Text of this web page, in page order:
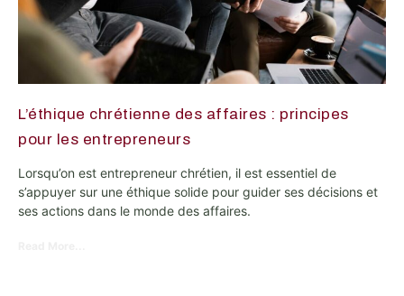
L’éthique chrétienne des affaires : principes
pour les entrepreneurs
Lorsqu’on est entrepreneur chrétien, il est essentiel de
s’appuyer sur une éthique solide pour guider ses décisions et
ses actions dans le monde des affaires.